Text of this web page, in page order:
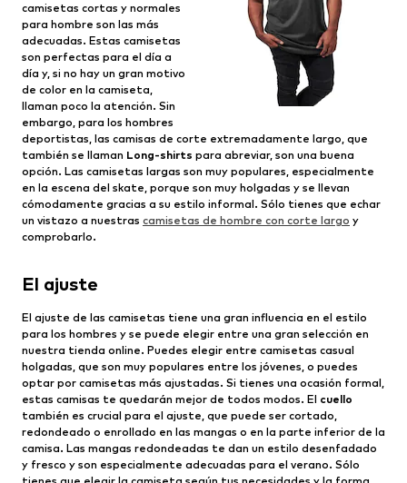
camisetas cortas y normales
para hombre son las más
adecuadas. Estas camisetas
son perfectas para el día a
día y, si no hay un gran motivo
de color en la camiseta,
llaman poco la atención. Sin
embargo, para los hombres
deportistas, las camisas de corte extremadamente largo, que
también se llaman Long-shirts para abreviar, son una buena
opción. Las camisetas largas son muy populares, especialmente
en la escena del skate, porque son muy holgadas y se llevan
cómodamente gracias a su estilo informal. Sólo tienes que echar
un vistazo a nuestras camisetas de hombre con corte largo y
comprobarlo.
El ajuste
El ajuste de las camisetas tiene una gran influencia en el estilo
para los hombres y se puede elegir entre una gran selección en
nuestra tienda online. Puedes elegir entre camisetas casual
holgadas, que son muy populares entre los jóvenes, o puedes
optar por camisetas más ajustadas. Si tienes una ocasión formal,
estas camisas te quedarán mejor de todos modos. El cuello
también es crucial para el ajuste, que puede ser cortado,
redondeado o enrollado en las mangas o en la parte inferior de la
camisa. Las mangas redondeadas te dan un estilo desenfadado
y fresco y son especialmente adecuadas para el verano. Sólo